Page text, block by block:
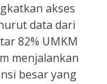
akses
data dari
82% UMKM
menjalankan
besar yang